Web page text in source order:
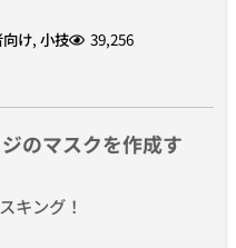
け, 小技 39,256
のマスクを作成す
キング！